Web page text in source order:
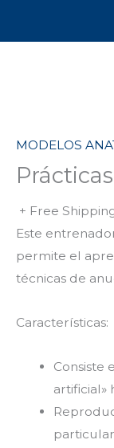
MODELOS
+ Free
Este
permite el
técnicas de
Características:
Consiste
artificial»